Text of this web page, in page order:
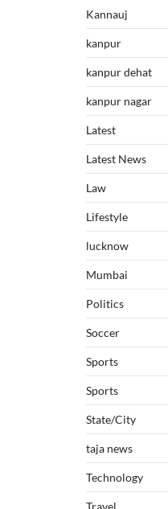
Kannauj
kanpur
kanpur dehat
kanpur nagar
Latest
Latest News
Law
Lifestyle
lucknow
Mumbai
Politics
Soccer
Sports
Sports
State/City
taja news
Technology
Travel